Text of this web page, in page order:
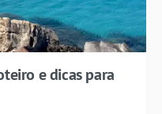
e dicas para